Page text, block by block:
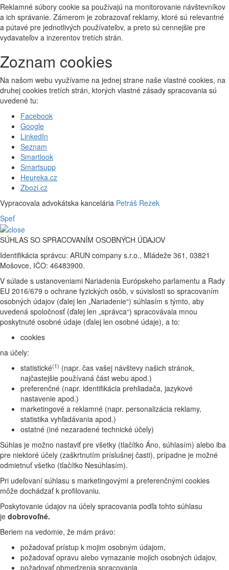
Reklamné súbory cookie sa používajú na monitorovanie návštevníkov
a ich správanie. Zámerom je zobrazovať reklamy, ktoré sú relevantné
a pútavé pre jednotlivých používateľov, a preto sú cennejšie pre
vydavateľov a inzerentov tretích strán.
Zoznam cookies
Na našom webu využívame na jednej strane naše vlastné cookies, na
druhej cookies tretích strán, ktorých vlastné zásady spracovania sú
uvedené tu:
Facebook
Google
LinkedIn
Seznam
Smartlook
Smartsupp
Heureka.cz
Zbozi.cz
Vypracovala advokátska kancelária Petráš Rezek
Speť
SÚHLAS SO SPRACOVANÍM OSOBNÝCH ÚDAJOV
Identifikácia správcu: ARUN company s.r.o., Mládeže 361, 03821
Mošovce, IČO: 46483900.
V súlade s ustanoveniami Nariadenia Európskeho parlamentu a Rady
EU 2016/679 o ochrane fyzických osôb, v súvislosti so spracovaním
osobných údajov (ďalej len „Nariadenie“) súhlasím s týmto, aby
uvedená spoločnosť (ďalej len „správca“) spracovávala mnou
poskytnuté osobné údaje (ďalej len osobné údaje), a to:
cookies
na účely:
statistické(1) (napr. čas vašej návštevy našich stránok,
najčastejšie používaná část webu apod.)
preferenčné (napr. identifikácia prehliadača, jazykové
nastavenie apod.)
marketingové a reklamné (napr. personalizácia reklamy,
statistika vyhľadávania apod.)
ostatné (iné nezaradené technické účely)
Súhlas je možno nastaviť pre všetky (tlačítko Áno, súhlasím) alebo iba
pre niektoré účely (zaškrtnutím príslušnej časti), prípadne je možné
odmietnuť všetko (tlačítko Nesúhlasím).
Pri udeľovaní súhlasu s marketingovými a preferenčnými cookies
môže dochádzať k profilovaniu.
Poskytovanie údajov na účely spracovania podľa tohto súhlasu
je dobrovoľné.
Beriem na vedomie, že mám právo:
požadovať prístup k mojim osobným údajom,
požadovať opravu alebo vymazanie mojich osobných údajov,
požadovať obmedzenia spracovania,